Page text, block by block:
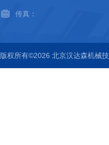
传真：
版权所有©2026 北京汉达森机械